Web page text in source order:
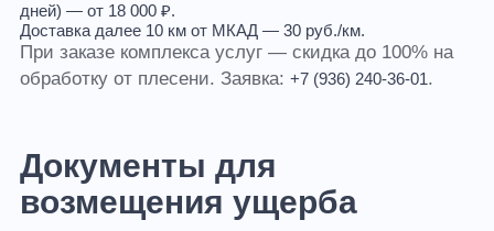
дней) — от 18 000 ₽.
Доставка далее 10 км от МКАД — 30 руб./км.
При заказе комплекса услуг — скидка до 100% на
обработку от плесени. Заявка: +7 (936) 240-36-01.
Документы для
возмещения ущерба